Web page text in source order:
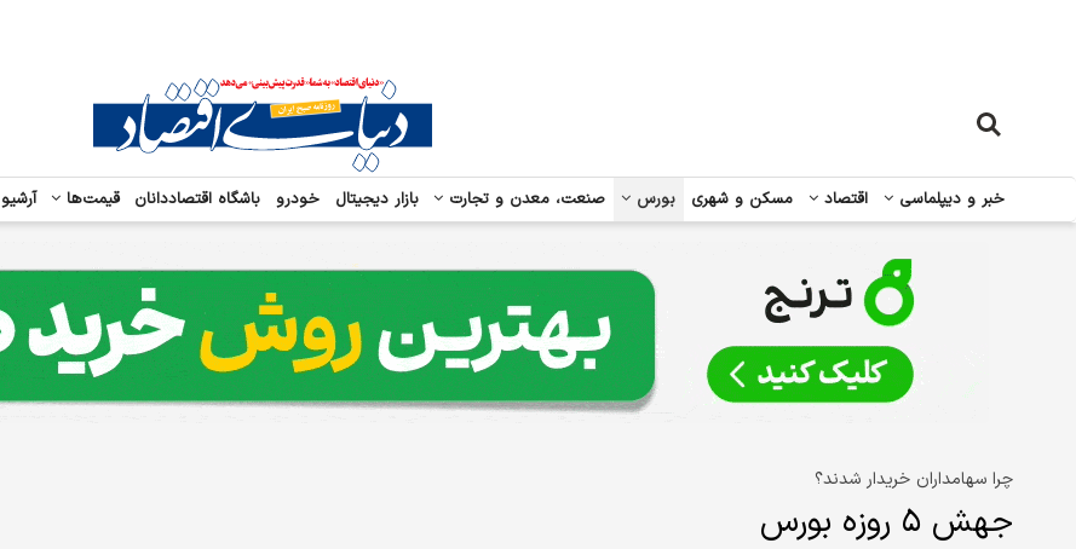
خبر و دیپلماسی اقتصاد مسکن و شهری بورس صنعت، معدن و تجارت بازار دیجیتال خودرو باشگاه اقتصاددانان قیمت‌ها آرشیو
چرا سهامداران خریدار شدند؟
جهش ۵ روزه بورس